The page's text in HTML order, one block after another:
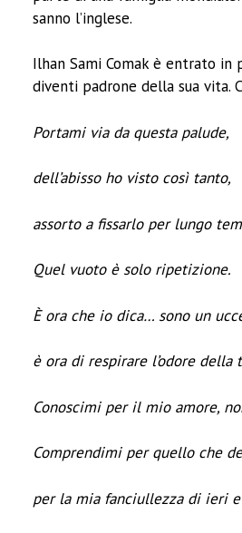
sanno l’inglese.
Ilhan Sami Comak è entrato
diventi padrone della sua vita.
Portami via da questa palude,
dell’abisso ho visto così tanto,
assorto a fissarlo per lungo
Quel vuoto è solo ripetizione.
È ora che io dica… sono un
è ora di respirare l’odore
Conoscimi per il mio amore,
Comprendimi per quello che
per la mia fanciullezza di ieri